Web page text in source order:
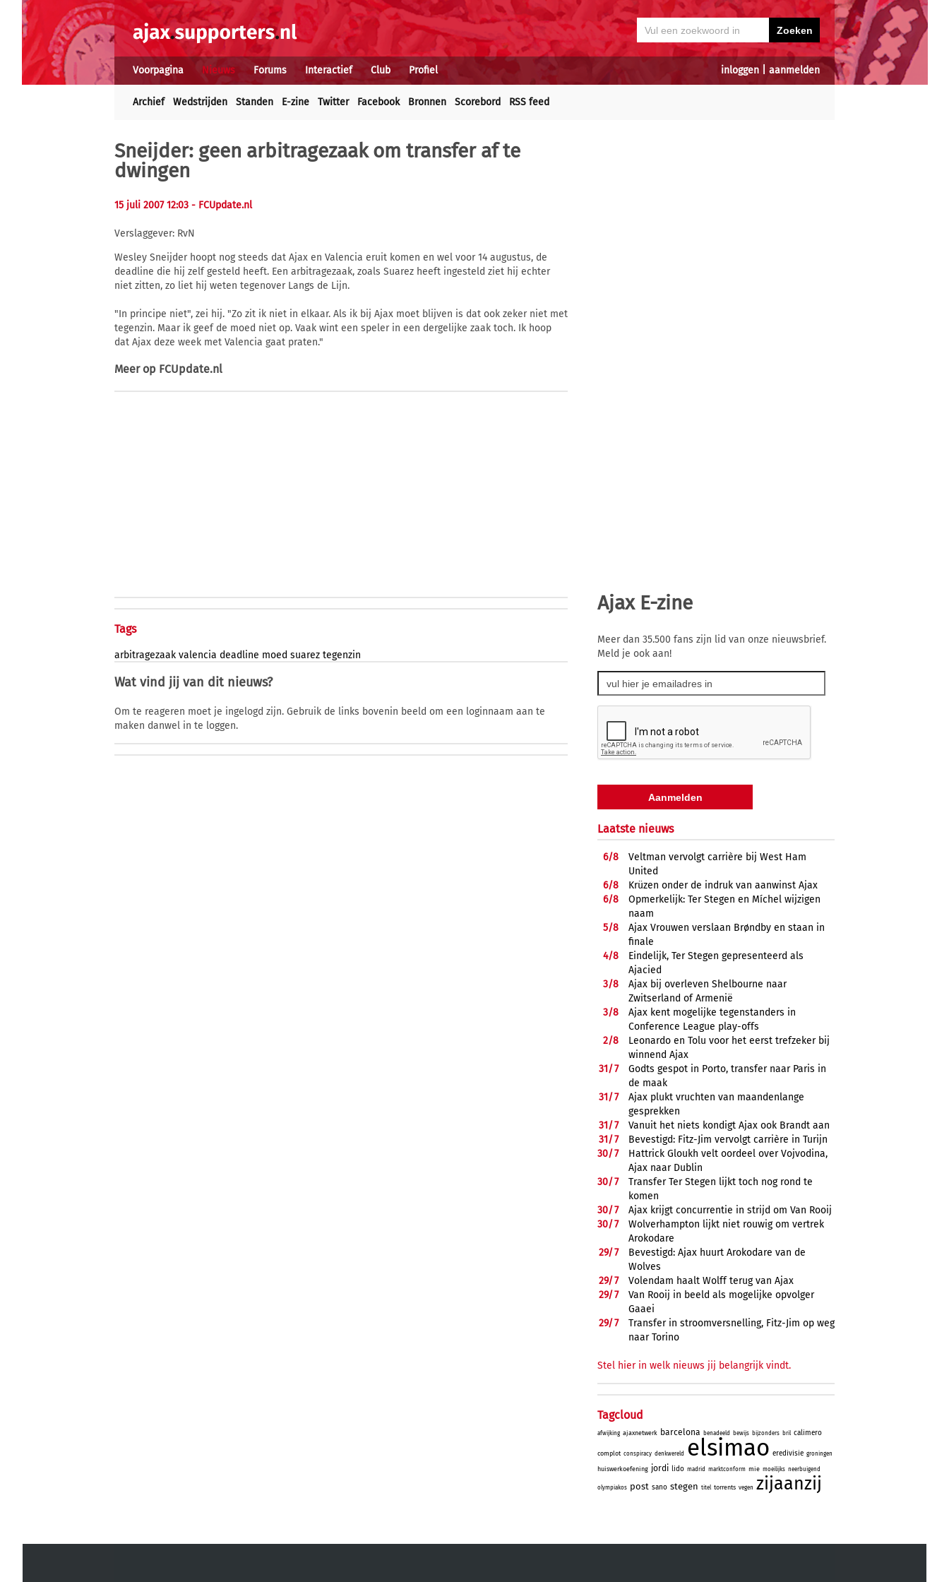
inloggen aanmelden
Voorpagina Nieuws Forums Interactief Club Profiel
Archief Wedstrijden Standen E-zine Twitter Facebook Bronnen Scorebord RSS feed
Sneijder: geen arbitragezaak om transfer af te
dwingen
15 juli 2007 12:03 - FCUpdate.nl
Verslaggever: RvN
Wesley Sneijder hoopt nog steeds dat Ajax en Valencia eruit komen en wel voor 14 augustus, de
deadline die hij zelf gesteld heeft. Een arbitragezaak, zoals Suarez heeft ingesteld ziet hij echter
niet zitten, zo liet hij weten tegenover Langs de Lijn.
"In principe niet", zei hij. "Zo zit ik niet in elkaar. Als ik bij Ajax moet blijven is dat ook zeker niet met
tegenzin. Maar ik geef de moed niet op. Vaak wint een speler in een dergelijke zaak toch. Ik hoop
dat Ajax deze week met Valencia gaat praten."
Meer op FCUpdate.nl
Tags
arbitragezaak valencia deadline moed suarez tegenzin
Wat vind jij van dit nieuws?
Om te reageren moet je ingelogd zijn. Gebruik de links bovenin beeld om een loginnaam aan te
maken danwel in te loggen.
Ajax E-zine
Meer dan 35.500 fans zijn lid van onze nieuwsbrief.
Meld je ook aan!
Laatste nieuws
6/8
Veltman vervolgt carrière bij West Ham
United
6/8
Krüzen onder de indruk van aanwinst Ajax
6/8
Opmerkelijk: Ter Stegen en Míchel wijzigen
naam
5/8
Ajax Vrouwen verslaan Brøndby en staan in
finale
4/8
Eindelijk, Ter Stegen gepresenteerd als
Ajacied
3/8
Ajax bij overleven Shelbourne naar
Zwitserland of Armenië
3/8
Ajax kent mogelijke tegenstanders in
Conference League play-offs
2/8
Leonardo en Tolu voor het eerst trefzeker bij
winnend Ajax
31/7
Godts gespot in Porto, transfer naar Paris in
de maak
31/7
Ajax plukt vruchten van maandenlange
gesprekken
31/7
Vanuit het niets kondigt Ajax ook Brandt aan
31/7
Bevestigd: Fitz-Jim vervolgt carrière in Turijn
30/7
Hattrick Gloukh velt oordeel over Vojvodina,
Ajax naar Dublin
30/7
Transfer Ter Stegen lijkt toch nog rond te
komen
30/7
Ajax krijgt concurrentie in strijd om Van Rooij
30/7
Wolverhampton lijkt niet rouwig om vertrek
Arokodare
29/7
Bevestigd: Ajax huurt Arokodare van de
Wolves
29/7
Volendam haalt Wolff terug van Ajax
29/7
Van Rooij in beeld als mogelijke opvolger
Gaaei
29/7
Transfer in stroomversnelling, Fitz-Jim op weg
naar Torino
Stel hier in welk nieuws jij belangrijk vindt.
Tagcloud
afwijking ajaxnetwerk barcelona benadeeld bewijs bijzonders bril calimero
complot conspiracy denkwereld elsimao eredivisie groningen
huiswerkoefening jordi lido madrid marktconform mie moeilijks neerbuigend
olympiakos post sano stegen titel torrents vegen zijaanzij